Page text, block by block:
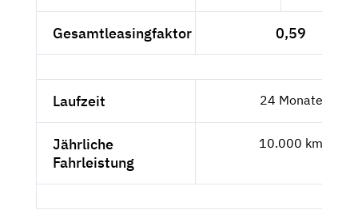
Gesamtleasingfaktor 0,59
Laufzeit 24 Monate
Jährliche
Fahrleistung
10.000 km